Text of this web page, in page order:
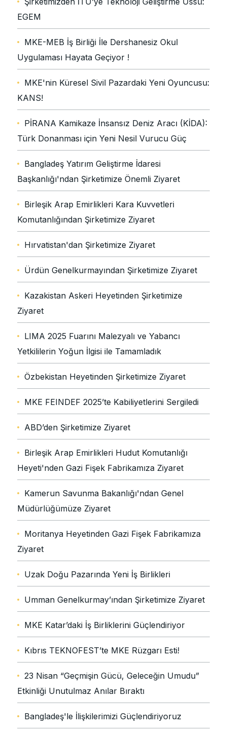
EGEM
MKE-MEB İş Birliği İle Dershanesiz Okul
Uygulaması Hayata Geçiyor !
MKE'nin Küresel Sivil Pazardaki Yeni Oyuncusu:
KANS!
PİRANA Kamikaze İnsansız Deniz Aracı (KİDA):
Türk Donanması için Yeni Nesil Vurucu Güç
Bangladeş Yatırım Geliştirme İdaresi
Başkanlığı'ndan Şirketimize Önemli Ziyaret
Birleşik Arap Emirlikleri Kara Kuvvetleri
Komutanlığından Şirketimize Ziyaret
Hırvatistan'dan Şirketimize Ziyaret
Ürdün Genelkurmayından Şirketimize Ziyaret
Kazakistan Askeri Heyetinden Şirketimize
Ziyaret
LIMA 2025 Fuarını Malezyalı ve Yabancı
Yetkililerin Yoğun İlgisi ile Tamamladık
Özbekistan Heyetinden Şirketimize Ziyaret
MKE FEINDEF 2025’te Kabiliyetlerini Sergiledi
ABD’den Şirketimize Ziyaret
Birleşik Arap Emirlikleri Hudut Komutanlığı
Heyeti'nden Gazi Fişek Fabrikamıza Ziyaret
Kamerun Savunma Bakanlığı'ndan Genel
Müdürlüğümüze Ziyaret
Moritanya Heyetinden Gazi Fişek Fabrikamıza
Ziyaret
Uzak Doğu Pazarında Yeni İş Birlikleri
Umman Genelkurmay’ından Şirketimize Ziyaret
MKE Katar’daki İş Birliklerini Güçlendiriyor
Kıbrıs TEKNOFEST’te MKE Rüzgarı Esti!
23 Nisan “Geçmişin Gücü, Geleceğin Umudu”
Etkinliği Unutulmaz Anılar Bıraktı
Bangladeş'le İlişkilerimizi Güçlendiriyoruz